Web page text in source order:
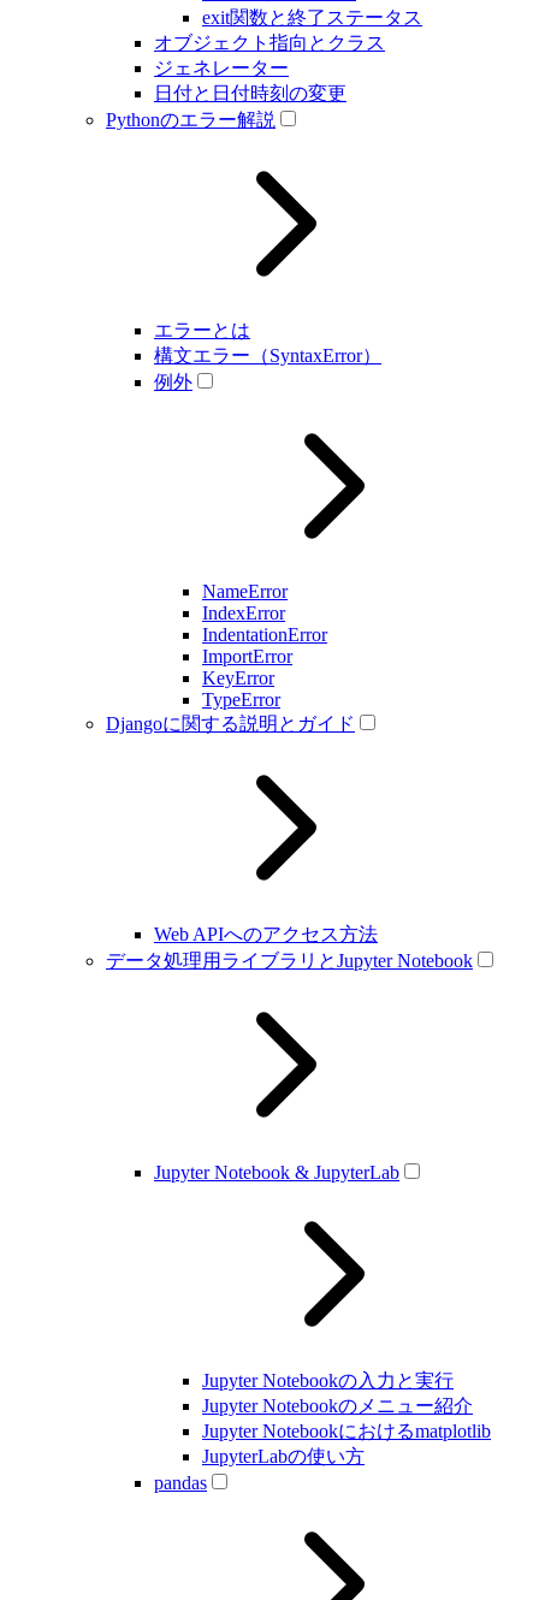
exit関数と終了ステータス
オブジェクト指向とクラス
ジェネレーター
日付と日付時刻の変更
Pythonのエラー解説
エラーとは
構文エラー（SyntaxError）
例外
NameError
IndexError
IndentationError
ImportError
KeyError
TypeError
Djangoに関する説明とガイド
Web APIへのアクセス方法
データ処理用ライブラリとJupyter Notebook
Jupyter Notebook & JupyterLab
Jupyter Notebookの入力と実行
Jupyter Notebookのメニュー紹介
Jupyter Notebookにおけるmatplotlib
JupyterLabの使い方
pandas